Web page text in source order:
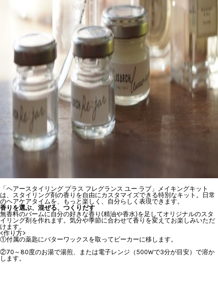
「ヘアースタイリング プラス フレグランス ユー ラブ」メイキングキット
は、スタイリング剤の香りを自由にカスタマイズできる特別なキット。日常
のヘアケアタイムを、もっと楽しく、自分らしく表現できます。
香りを選ぶ、混ぜる、つくりだす
無香料のバームに自分の好きな香り(精油や香水)を足してオリジナルのスタ
イリング剤を作れます。気分や季節に合わせて香りを変えてお楽しみいただ
けます。
<作り方>
①付属の薬匙にバターワックスを取ってビーカーに移します。
②70～80度のお湯で湯煎、または電子レンジ（500Wで3分が目安）で溶か
します。